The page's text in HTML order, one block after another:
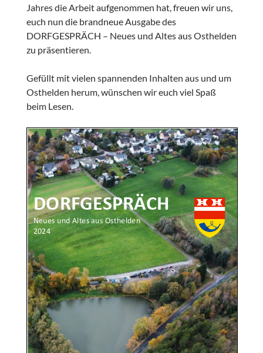
Jahres die Arbeit aufgenommen hat, freuen wir uns,
euch nun die brandneue Ausgabe des
DORFGESPRÄCH – Neues und Altes aus Osthelden
zu präsentieren.
Gefüllt mit vielen spannenden Inhalten aus und um
Osthelden herum, wünschen wir euch viel Spaß
beim Lesen.